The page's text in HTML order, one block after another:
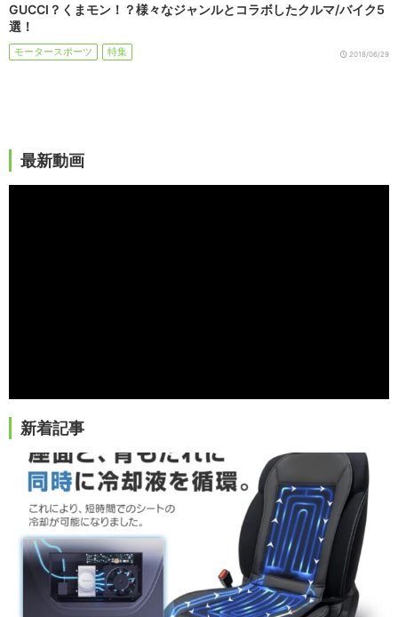
GUCCI？くまモン！？様々なジャンルとコラボしたクルマ/バイク5
選！
モータースポーツ 特集 2018/06/29
最新動画
新着記事